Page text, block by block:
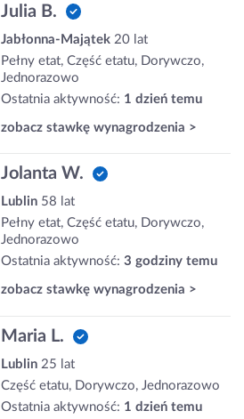
Julia B.
Jabłonna-Majątek 20 lat
Pełny etat, Część etatu, Dorywczo,
Jednorazowo
Ostatnia aktywność: 1 dzień temu
zobacz stawkę wynagrodzenia >
Jolanta W.
Lublin 58 lat
Pełny etat, Część etatu, Dorywczo,
Jednorazowo
Ostatnia aktywność: 3 godziny temu
zobacz stawkę wynagrodzenia >
Maria L.
Lublin 25 lat
Część etatu, Dorywczo, Jednorazowo
Ostatnia aktywność: 1 dzień temu